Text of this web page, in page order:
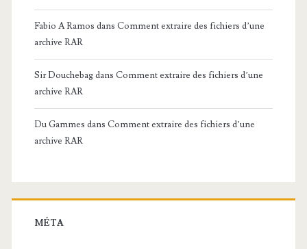
Fabio A Ramos dans Comment extraire des fichiers d’une
archive RAR
Sir Douchebagdans Comment extraire des fichiers d’une
archive RAR
Du Gammes dans Comment extraire des fichiers d’une
archive RAR
MÉTA